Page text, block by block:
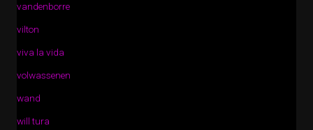
vandenborre
vilton
viva la vida
volwassenen
wand
will tura